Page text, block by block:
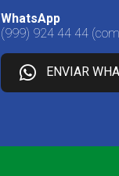
WhatsApp
(999) 924 44 44
ENVIAR